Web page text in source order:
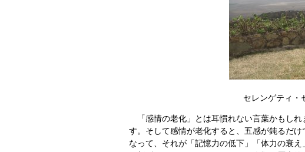
セレンゲティ・
「感情の老化」とは耳慣れない言葉かもし
す。そして感情が老化すると、五感が鈍るだ
なって、それが「記憶力の低下」「体力の衰